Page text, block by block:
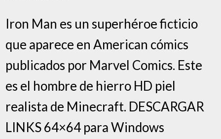
Iron Man es un superhéroe ficticio
que aparece en American cómics
publicados por Marvel Comics. Este
es el hombre de hierro HD piel
realista de Minecraft. DESCARGAR
LINKS 64×64 para Windows